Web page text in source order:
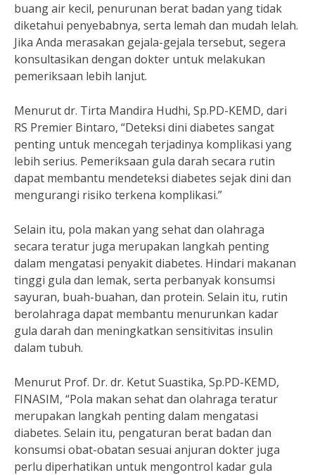
buang air kecil, penurunan berat badan yang tidak
diketahui penyebabnya, serta lemah dan mudah lelah.
Jika Anda merasakan gejala-gejala tersebut, segera
konsultasikan dengan dokter untuk melakukan
pemeriksaan lebih lanjut.
Menurut dr. Tirta Mandira Hudhi, Sp.PD-KEMD, dari
RS Premier Bintaro, “Deteksi dini diabetes sangat
penting untuk mencegah terjadinya komplikasi yang
lebih serius. Pemeriksaan gula darah secara rutin
dapat membantu mendeteksi diabetes sejak dini dan
mengurangi risiko terkena komplikasi.”
Selain itu, pola makan yang sehat dan olahraga
secara teratur juga merupakan langkah penting
dalam mengatasi penyakit diabetes. Hindari makanan
tinggi gula dan lemak, serta perbanyak konsumsi
sayuran, buah-buahan, dan protein. Selain itu, rutin
berolahraga dapat membantu menurunkan kadar
gula darah dan meningkatkan sensitivitas insulin
dalam tubuh.
Menurut Prof. Dr. dr. Ketut Suastika, Sp.PD-KEMD,
FINASIM, “Pola makan sehat dan olahraga teratur
merupakan langkah penting dalam mengatasi
diabetes. Selain itu, pengaturan berat badan dan
konsumsi obat-obatan sesuai anjuran dokter juga
perlu diperhatikan untuk mengontrol kadar gula